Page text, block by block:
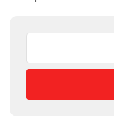
Eléctrica
Alta